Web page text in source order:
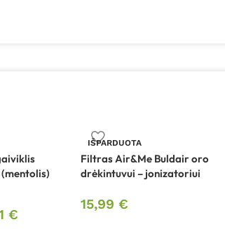
€
IŠPARDUOTA
Filtras Air&Me Buldair oro
drėkintuvui – jonizatoriui
15,99 €